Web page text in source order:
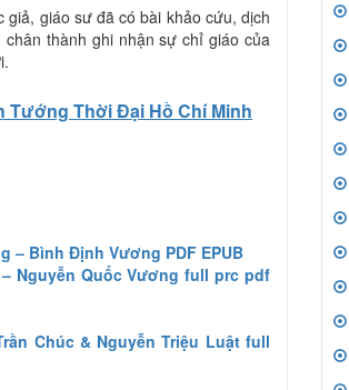
giả, giáo sư đã có bài khảo cứu, dịch
thành ghi nhận sự chỉ giáo của
Tướng Thời Đại Hồ Chí Minh
– Bình Định Vương PDF EPUB
Nguyễn Quốc Vương full prc pdf
Chúc & Nguyễn Triệu Luật full